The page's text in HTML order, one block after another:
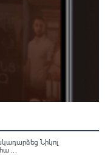
Նիկոլ
...